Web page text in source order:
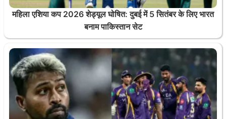
महिला एशिया कप 2026 शेड्यूल घोषित: दुबई में 5 सितंबर के लिए भारत
बनाम पाकिस्तान सेट